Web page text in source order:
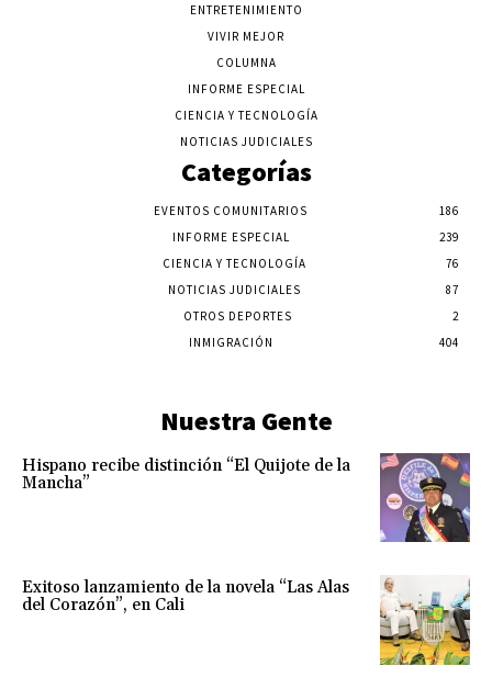
ENTRETENIMIENTO
VIVIR MEJOR
COLUMNA
INFORME ESPECIAL
CIENCIA Y TECNOLOGÍA
NOTICIAS JUDICIALES
Categorías
EVENTOS COMUNITARIOS
186
INFORME ESPECIAL
239
CIENCIA Y TECNOLOGÍA
76
NOTICIAS JUDICIALES
87
OTROS DEPORTES
2
INMIGRACIÓN
404
Nuestra Gente
Hispano recibe distinción “El Quijote de la
Mancha”
Exitoso lanzamiento de la novela “Las Alas
del Corazón”, en Cali